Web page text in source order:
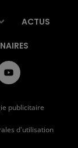
ACTUS
publicitaire
d'utilisation